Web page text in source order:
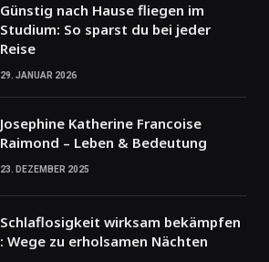
Günstig nach Hause fliegen im
Studium: So sparst du bei jeder
Reise
29. JANUAR 2026
Josephine Katherine Francoise
Raimond – Leben & Bedeutung
23. DEZEMBER 2025
Schlaflosigkeit wirksam bekämpfen
: Wege zu erholsamen Nächten